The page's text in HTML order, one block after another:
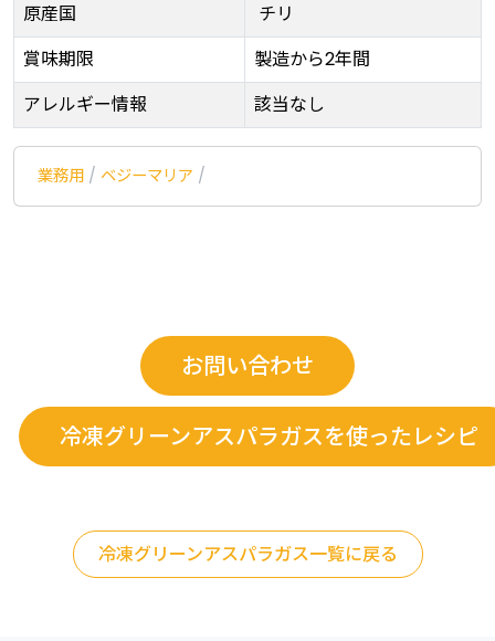
原産国
チリ
賞味期限
製造から2年間
アレルギー情報
該当なし
業務用 / ベジーマリア /
お問い合わせ
冷凍グリーンアスパラガスを使ったレシピ
冷凍グリーンアスパラガス一覧に戻る